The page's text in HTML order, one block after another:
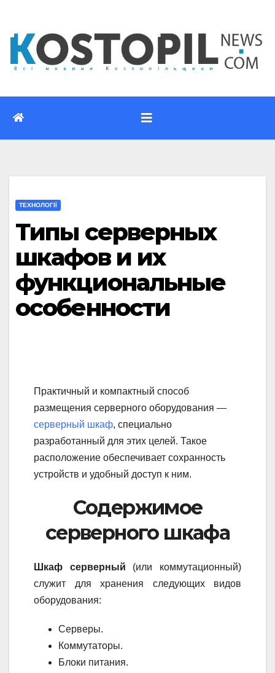
вмісту
ТЕХНОЛОГІЇ
Типы серверных
шкафов и их
функциональные
особенности
Практичный и компактный способ
размещения серверного оборудования —
серверный шкаф, специально
разработанный для этих целей. Такое
расположение обеспечивает сохранность
устройств и удобный доступ к ним.
Содержимое
серверного шкафа
Шкаф серверный (или коммутационный)
служит для хранения следующих видов
оборудования:
Серверы.
Коммутаторы.
Блоки питания.